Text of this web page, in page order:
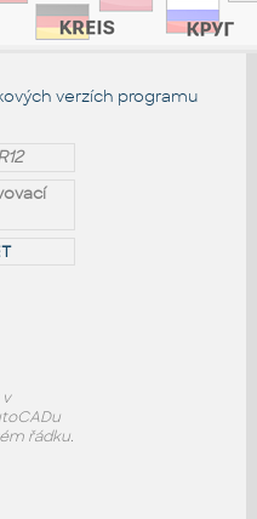
verzích programu
řádku.